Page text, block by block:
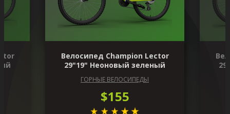
Велосипед Champion Lector
29"19" Неоновый зеленый
ГОРНЫЕ ВЕЛОСИПЕДЫ
$155